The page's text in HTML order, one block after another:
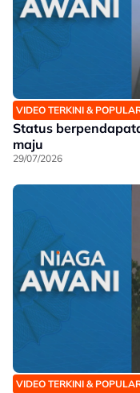
VIDEO TERKINI &
Status
maju
29/07/2026
VIDEO TERKINI &